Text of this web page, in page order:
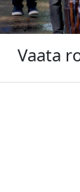
Vaata